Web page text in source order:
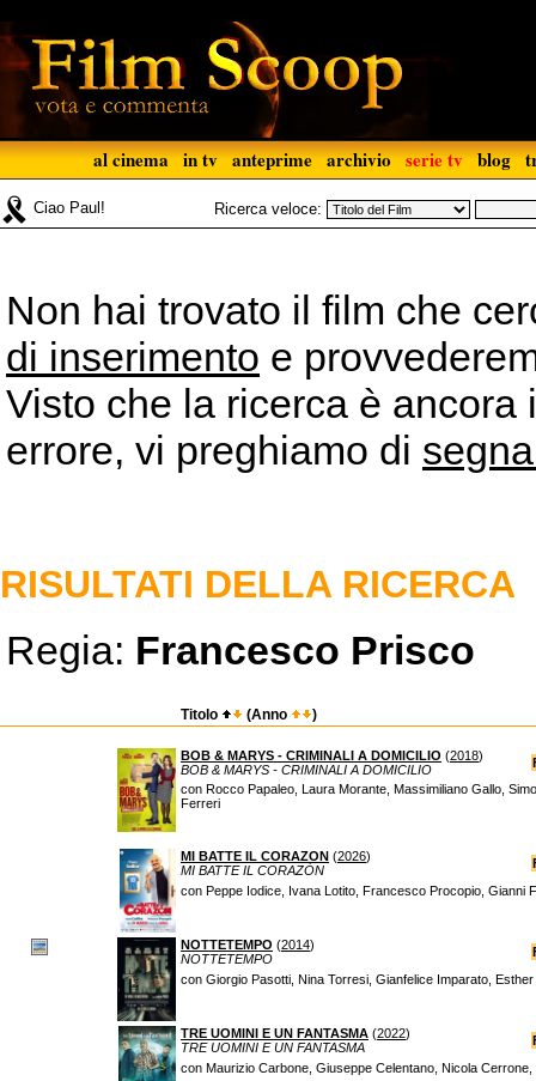
al cinema in tv anteprime archivio serie tv blog
Ciao Paul! Ricerca veloce:
Non hai trovato il film che
di inserimento e
Visto che la ricerca è
errore, vi preghiamo di
RISULTATI DELLA RICERCA
Regia: Francesco Prisco
Titolo (Anno )
BOB & MARYS - CRIMINALI A DOMICILIO (2018)
BOB & MARYS - CRIMINALI A DOMICILIO
con Rocco Papaleo, Laura Morante, Massimiliano Gallo,
Ferreri
MI BATTE IL CORAZON (2026)
MI BATTE IL CORAZÓN
con Peppe Iodice, Ivana Lotito, Francesco Procopio, Gianni
NOTTETEMPO (2014)
NOTTETEMPO
con Giorgio Pasotti, Nina Torresi, Gianfelice Imparato, Esther
TRE UOMINI E UN FANTASMA (2022)
TRE UOMINI E UN FANTASMA
con Maurizio Carbone, Giuseppe Celentano, Nicola